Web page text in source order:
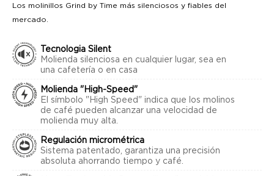
Los molinillos Grind by Time más silenciosos y fiables del
mercado.
Tecnologia Silent
Molienda silenciosa en cualquier lugar, sea en
una cafetería o en casa
Molienda "High-Speed"
El símbolo "High Speed" indica que los molinos
de café pueden alcanzar una velocidad de
molienda muy alta.
Regulación micrométrica
Sistema patentado, garantiza una precisión
absoluta ahorrando tiempo y café.